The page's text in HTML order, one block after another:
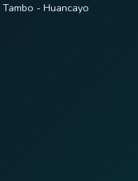
- Huancayo